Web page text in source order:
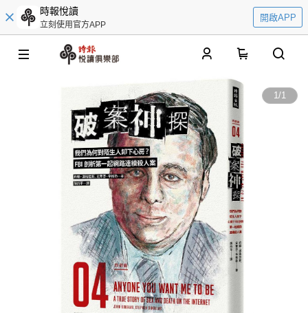
時報悅讀
立刻使用官方APP
開啟APP
1/1